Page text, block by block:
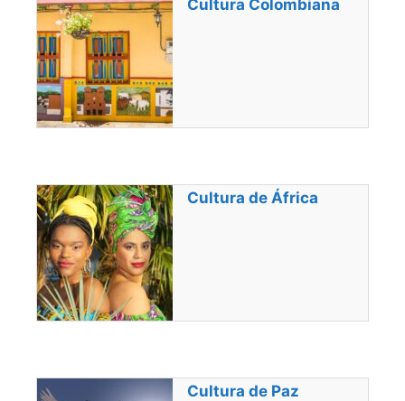
Cultura Colombiana
Cultura de África
Cultura de Paz